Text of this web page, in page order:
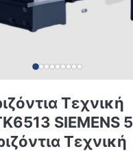
Τεχνική
SIEMENS 5
Τεχνική